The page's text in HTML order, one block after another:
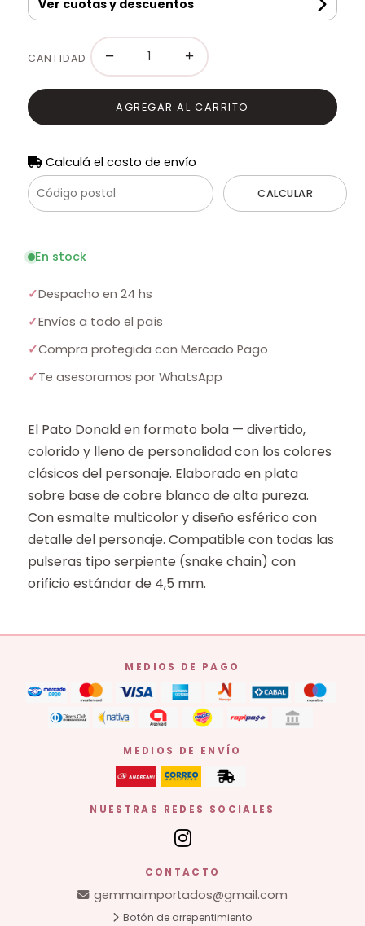
Ver cuotas y descuentos
CANTIDAD − +
AGREGAR AL CARRITO
Calculá el costo de envío
CALCULAR
En stock
✓Despacho en 24 hs
✓Envíos a todo el país
✓Compra protegida con Mercado Pago
✓Te asesoramos por WhatsApp
El Pato Donald en formato bola — divertido,
colorido y lleno de personalidad con los colores
clásicos del personaje. Elaborado en plata
sobre base de cobre blanco de alta pureza.
Con esmalte multicolor y diseño esférico con
detalle del personaje. Compatible con todas las
pulseras tipo serpiente (snake chain) con
orificio estándar de 4,5 mm.
MEDIOS DE PAGO
MEDIOS DE ENVÍO
NUESTRAS REDES SOCIALES
CONTACTO
gemmaimportados@gmail.com
Botón de arrepentimiento